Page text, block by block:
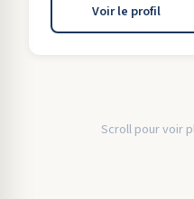
Voir le profil
Scroll pour voir